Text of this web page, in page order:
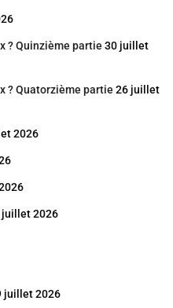
? Quinzième partie 30 juillet
? Quatorzième partie 26 juillet
2026
juillet 2026
juillet 2026